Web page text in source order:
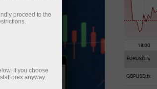
EURUSD.fx
GBPUSD.fx
proceed to the
If you choose
anyway.